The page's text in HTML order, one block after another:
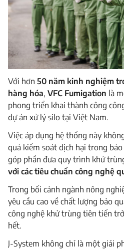
Với hơn 50 năm kinh nghiệm
hàng hóa, VFC Fumigation là
phong triển khai thành công
dự án xử lý silo tại Việt Nam.
Việc áp dụng hệ thống này
quả kiểm soát dịch hại trong
góp phần đưa quy trình khử
với các tiêu chuẩn công nghệ
Trong bối cảnh ngành nông
yêu cầu cao về chất lượng bảo
công nghệ khử trùng tiên tiến
hết.
J-System không chỉ là một giải